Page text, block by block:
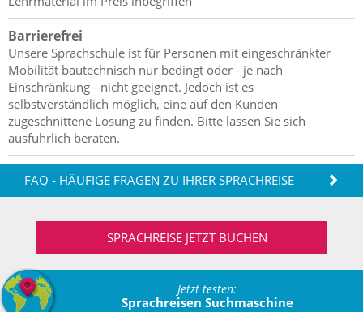
Barrierefrei
Unsere Sprachschule ist für Personen mit eingeschränkter
Mobilität bautechnisch nur bedingt oder - je nach
Einschränkung - nicht geeignet. Jedoch ist es
selbstverständlich möglich, eine auf den Kunden
zugeschnittene Lösung zu finden. Bitte lassen Sie sich
ausführlich beraten.
FAQ - HÄUFIGE FRAGEN ZU IHRER SPRACHREISE
SPRACHREISE JETZT BUCHEN
Jetzt testen:
Sprachreisen Suchmaschine